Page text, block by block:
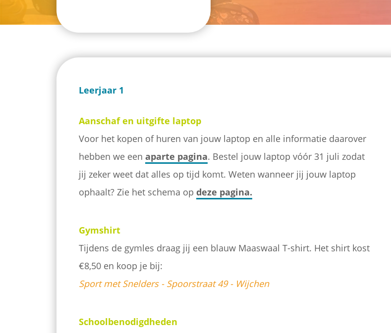
Leerjaar 1
Aanschaf en uitgifte laptop
Voor het kopen of huren van jouw laptop en alle informatie daarover
hebben we een aparte pagina. Bestel jouw laptop vóór 31 juli zodat
jij zeker weet dat alles op tijd komt. Weten wanneer jij jouw laptop
ophaalt? Zie het schema op deze pagina.
Gymshirt
Tijdens de gymles draag jij een blauw Maaswaal T-shirt. Het shirt kost
€8,50 en koop je bij:
Sport met Snelders - Spoorstraat 49 - Wijchen
Schoolbenodigdheden